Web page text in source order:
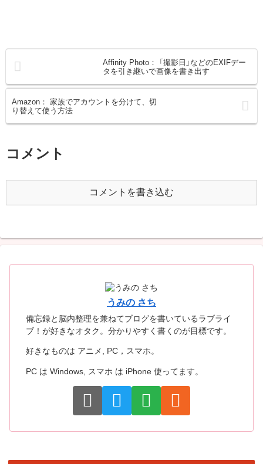
Affinity Photo： 「撮影日」などのEXIFデー
タを引き継いで画像を書き出す
Amazon： 家族でアカウントを分けて、切
り替えて使う方法
コメント
コメントを書き込む
うみの さち
備忘録と脳内整理を兼ねてブログを書いているラブライ
ブ！が好きなオタク。分かりやすく書くのが目標です。
好きなものは アニメ, PC，スマホ。
PC は Windows, スマホ は iPhone 使ってます。